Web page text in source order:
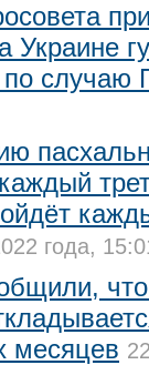
Украине
случаю
года,
что
месяцев